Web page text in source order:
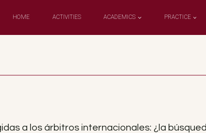
HOME ACTIVITIES ACADEMICS PRACTICE
a los árbitros internacionales: ¿la